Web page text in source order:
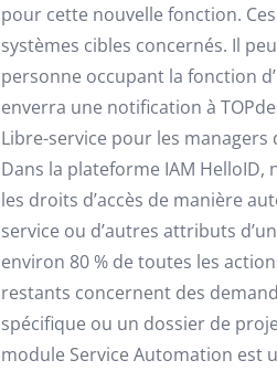
pour cette nouvelle fonction.
systèmes cibles concernés. Il
personne occupant la fonction
enverra une notification à
Libre-service pour les managers
Dans la plateforme IAM
les droits d’accès de manière
service ou d’autres attributs
environ 80 % de toutes les
restants concernent des
spécifique ou un dossier de
module Service Automation est